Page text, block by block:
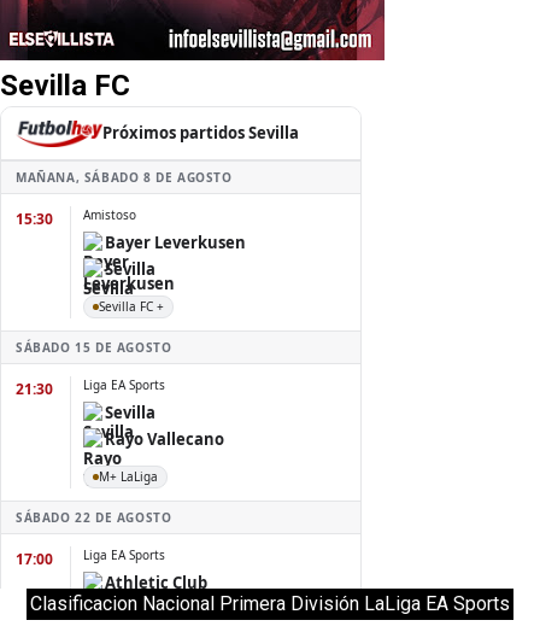
Sevilla FC
Clasificacion Nacional Primera División LaLiga EA Sports